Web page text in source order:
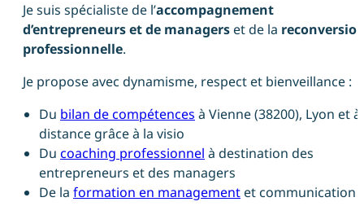
Je suis spécialiste de l’accompagnement
d’entrepreneurs et de managers et de la
professionnelle.
Je propose avec dynamisme, respect et bienveillance :
Du bilan de compétences à Vienne (38200), Lyon et à
distance grâce à la visio
Du coaching professionnel à destination des
entrepreneurs et des managers
De la formation en management et communication